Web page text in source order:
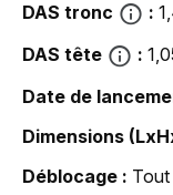
DAS tronc
DAS tête
Date de
Dimensions
Déblocage